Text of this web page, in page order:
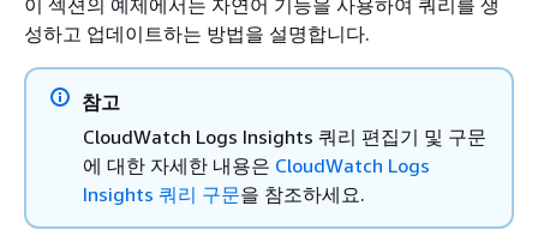
성하고 업데이트하는 방법을 설명합니다.
참고
CloudWatch Logs Insights 쿼리 편집기 및 구문
에 대한 자세한 내용은 CloudWatch Logs
Insights 쿼리 구문을 참조하세요.